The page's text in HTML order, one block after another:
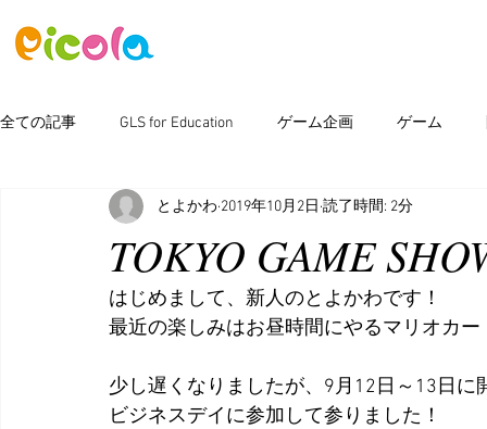
全ての記事 GLS for Education ゲーム企画 ゲーム
ピコラボ08號講座 Photoshop 新製品情報
TOKYO GAME
とよかわ 2019年10月2日 読了時間: 2分
はじめまして、新人のとよかわです！
最近の楽しみはお昼時間にやるマリオカ
少し遅くなりましたが、9月12日～13日に
ビジネスデイに参加して参りました！